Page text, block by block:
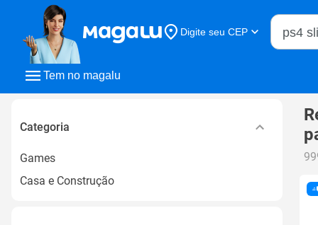
Tem no magalu
Digite seu CEP
Buscar
Categoria
Games
Casa e Construção